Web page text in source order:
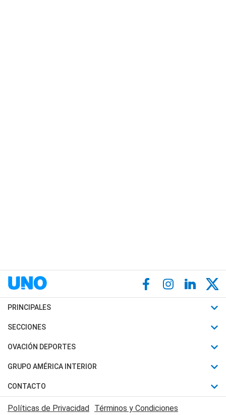
PRINCIPALES
Últimas Noticias
Política
Judiciales
Economia
SECCIONES
Horóscopo
Motores
Trucos caseros
Series y Películas
OVACIÓN DEPORTES
Fútbol
Mundial
Automovilismo
GRUPO AMÉRICA INTERIOR
Canal 7 en Vivo
CONTACTO
Acerca de Nosotros
Políticas de Privacidad Términos y Condiciones